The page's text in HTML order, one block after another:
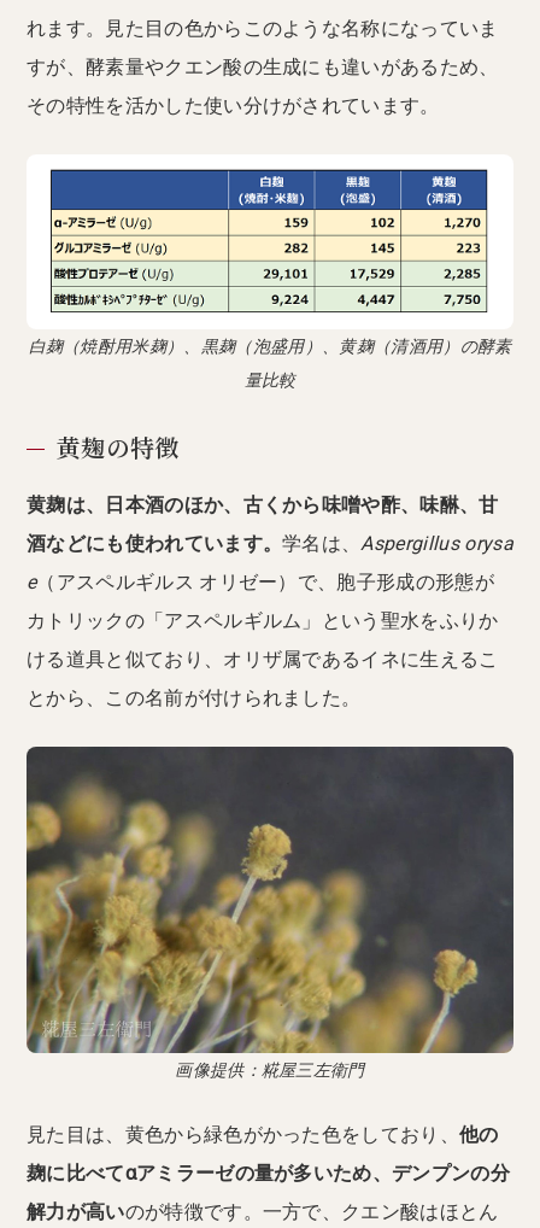
れます。見た目の色からこのような名称になっていま
すが、酵素量やクエン酸の生成にも違いがあるため、
その特性を活かした使い分けがされています。
白麹（焼酎用米麹）、黒麹（泡盛用）、黄麹（清酒用）の酵素
量比較
黄麹の特徴
黄麹は、日本酒のほか、古くから味噌や酢、味醂、甘
酒などにも使われています。学名は、Aspergillus orysa
e（アスペルギルス オリゼー）で、胞子形成の形態が
カトリックの「アスペルギルム」という聖水をふりか
ける道具と似ており、オリザ属であるイネに生えるこ
とから、この名前が付けられました。
画像提供：糀屋三左衛門
見た目は、黄色から緑色がかった色をしており、他の
麹に比べてαアミラーゼの量が多いため、デンプンの分
解力が高いのが特徴です。一方で、クエン酸はほとん